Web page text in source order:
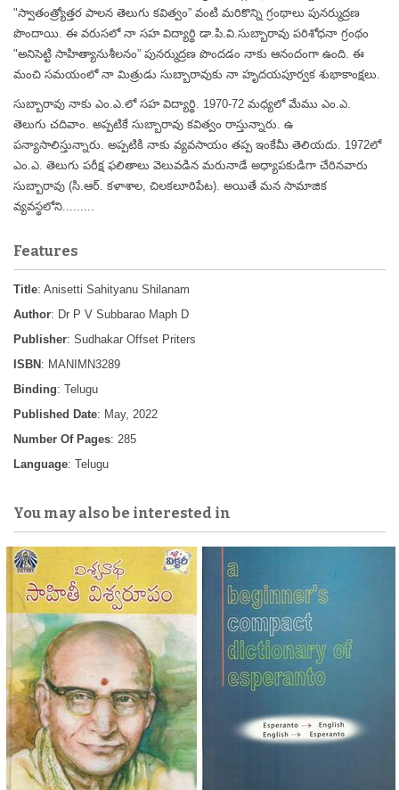
"స్వాతంత్ర్యోత్తర పాలన తెలుగు కవిత్వం” వంటి మరికొన్ని గ్రంథాలు పునర్ముద్రణ
పొందాయి. ఈ వరుసలో నా సహ విద్యార్థి డా.పి.వి.సుబ్బారావు పరిశోధనా గ్రంథం
"అనిసెట్టి సాహిత్యానుశీలనం” పునర్ముద్రణ పొందడం నాకు ఆనందంగా ఉంది. ఈ
మంచి సమయంలో నా మిత్రుడు సుబ్బారావుకు నా హృదయపూర్వక శుభాకాంక్షలు.
సుబ్బారావు నాకు ఎం.ఎ.లో సహ విద్యార్థి. 1970-72 మధ్యలో మేము ఎం.ఎ.
తెలుగు చదివాం. అప్పటికే సుబ్బారావు కవిత్వం రాస్తున్నారు. ఉ
పన్యాసాలిస్తున్నారు. అప్పటికి నాకు వ్యవసాయం తప్ప ఇంకేమీ తెలియదు. 1972లో
ఎం.ఎ. తెలుగు పరీక్ష ఫలితాలు వెలువడిన మరునాడే అధ్యాపకుడిగా చేరినవారు
సుబ్బారావు (సి.ఆర్. కళాశాల, చిలకలూరిపేట). అయితే మన సామాజిక
వ్యవస్థలోని.........
Features
Title: Anisetti Sahityanu Shilanam
Author: Dr P V Subbarao Maph D
Publisher: Sudhakar Offset Priters
ISBN : MANIMN3289
Binding: Telugu
Published Date: May, 2022
Number Of Pages: 285
Language: Telugu
You may also be interested in